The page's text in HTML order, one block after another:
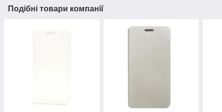
Подібні товари компанії